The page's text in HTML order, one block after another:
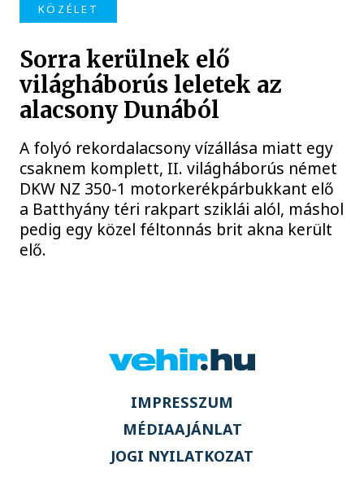
KÖZÉLET
Sorra kerülnek elő
világháborús leletek az
alacsony Dunából
A folyó rekordalacsony vízállása miatt egy
csaknem komplett, II. világháborús német
DKW NZ 350-1 motorkerékpárbukkant elő
a Batthyány téri rakpart sziklái alól, máshol
pedig egy közel féltonnás brit akna került
elő.
IMPRESSZUM
MÉDIAAJÁNLAT
JOGI NYILATKOZAT